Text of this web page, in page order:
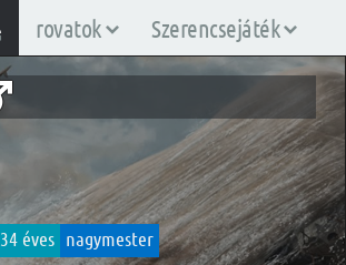
rovatok Szerencsejáték
34 éves nagymester